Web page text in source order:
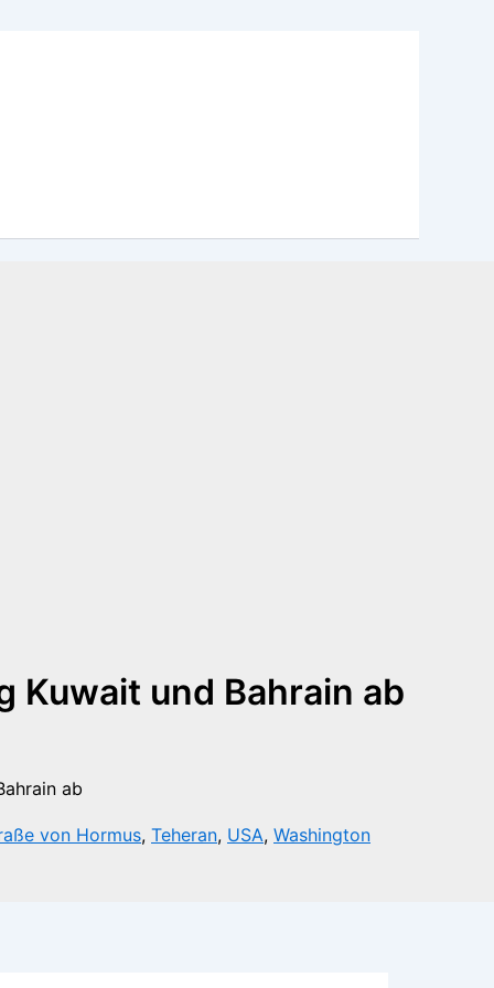
Kuwait und Bahrain ab
von Hormus, Teheran, USA, Washington